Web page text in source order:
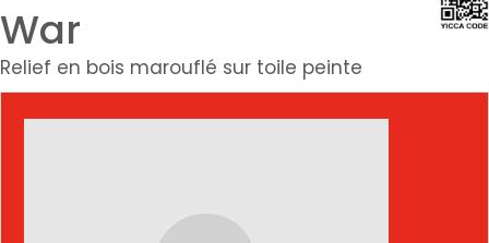
War
Relief en bois marouflé sur toile peinte